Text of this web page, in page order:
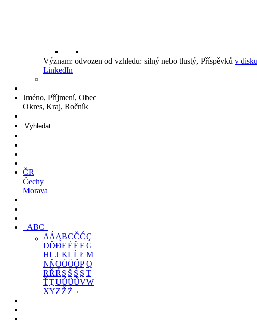
Význam: odvozen od vzhledu: silný nebo tlustý, Příspěvků v
LinkedIn
Jméno, Příjmení, Obec
Okres, Kraj, Ročník
ČR
Čechy
Morava
ABC
AÁĄBCČĆÇ
DĎĐEÉĚFG
HI J KLĹŁM
NŇOÓÖŐPQ
RŘŔ S Š Ś Ş T
ŤŢUÚÜŰVW
XYZ Ž Ż¬